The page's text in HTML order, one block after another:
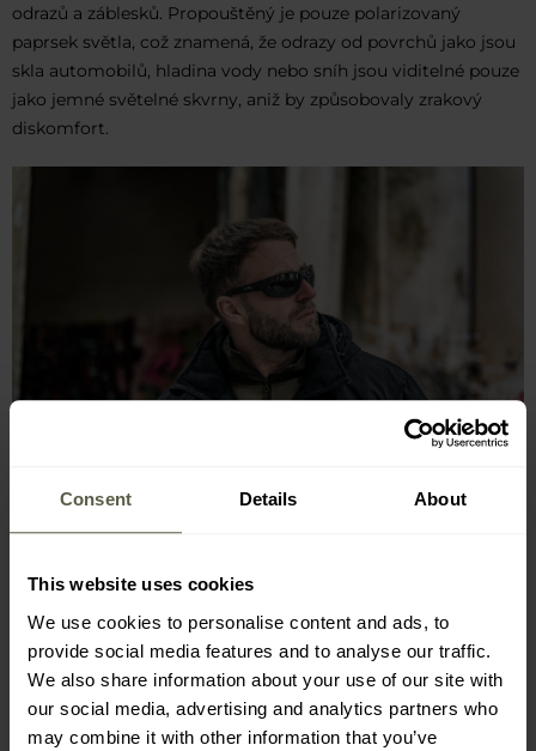
Consent Details About
This website uses cookies
We use cookies to personalise content and ads, to
provide social media features and to analyse our traffic.
We also share information about your use of our site with
our social media, advertising and analytics partners who
may combine it with other information that you’ve
odrazů a záblesků. Propouštěný je pouze polarizovaný
paprsek světla, což znamená, že odrazy od povrchů jako jsou
skla automobilů, hladina vody nebo sníh jsou viditelné pouze
jako jemné světelné skvrny, aniž by způsobovaly zrakový
diskomfort.
PRVKY SADY
Kompletní souprava obsahuje pouzdro a váček, které
usnadňují bezpečné skladování a přepravu brýlí.